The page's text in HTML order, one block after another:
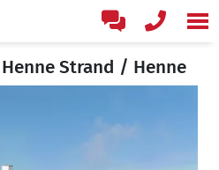
Strand / Henne